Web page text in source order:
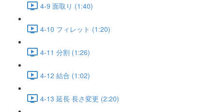
4-9 面取り (1:40)
4-10 フィレット (1:20)
4-11 分割 (1:26)
4-12 結合 (1:02)
4-13 延長 長さ変更 (2:20)